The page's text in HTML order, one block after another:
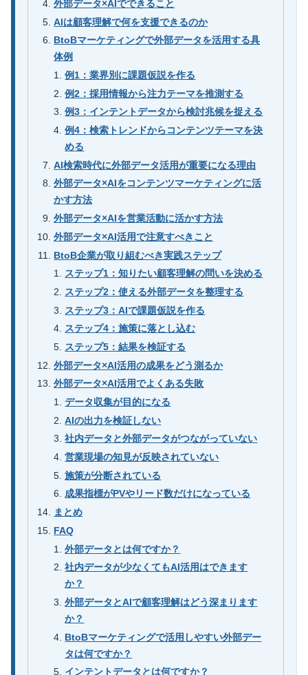
外部データ×AIでできること
AIは顧客理解で何を支援できるのか
BtoBマーケティングで外部データを活用する具
体例
例1：業界別に課題仮説を作る
例2：採用情報から注力テーマを推測する
例3：インテントデータから検討兆候を捉える
例4：検索トレンドからコンテンツテーマを決
める
AI検索時代に外部データ活用が重要になる理由
外部データ×AIをコンテンツマーケティングに活
かす方法
外部データ×AIを営業活動に活かす方法
外部データ×AI活用で注意すべきこと
BtoB企業が取り組むべき実践ステップ
ステップ1：知りたい顧客理解の問いを決める
ステップ2：使える外部データを整理する
ステップ3：AIで課題仮説を作る
ステップ4：施策に落とし込む
ステップ5：結果を検証する
外部データ×AI活用の成果をどう測るか
外部データ×AI活用でよくある失敗
データ収集が目的になる
AIの出力を検証しない
社内データと外部データがつながっていない
営業現場の知見が反映されていない
施策が分断されている
成果指標がPVやリード数だけになっている
まとめ
FAQ
外部データとは何ですか？
社内データが少なくてもAI活用はできます
か？
外部データとAIで顧客理解はどう深まります
か？
BtoBマーケティングで活用しやすい外部デー
タは何ですか？
インテントデータとは何ですか？